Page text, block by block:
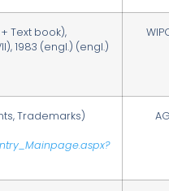
Text book),
1983 (engl.) (engl.)
Trademarks)